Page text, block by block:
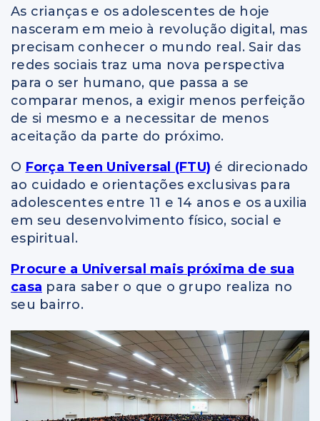
As crianças e os adolescentes de hoje
nasceram em meio à revolução digital, mas
precisam conhecer o mundo real. Sair das
redes sociais traz uma nova perspectiva
para o ser humano, que passa a se
comparar menos, a exigir menos perfeição
de si mesmo e a necessitar de menos
aceitação da parte do próximo.
O Força Teen Universal (FTU) é direcionado
ao cuidado e orientações exclusivas para
adolescentes entre 11 e 14 anos e os auxilia
em seu desenvolvimento físico, social e
espiritual.
Procure a Universal mais próxima de sua
casa para saber o que o grupo realiza no
seu bairro.